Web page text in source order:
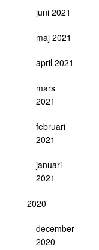
juni 2021
maj 2021
april 2021
mars
2021
februari
2021
januari
2021
2020
december
2020